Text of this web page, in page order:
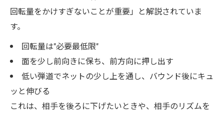
回転量をかけすぎないことが重要」と解説されていま
す。
回転量は"必要最低限"
面を少し前向きに保ち、前方向に押し出す
低い弾道でネットの少し上を通し、バウンド後にキュ
ッと伸びる
これは、相手を後ろに下げたいときや、相手のリズムを